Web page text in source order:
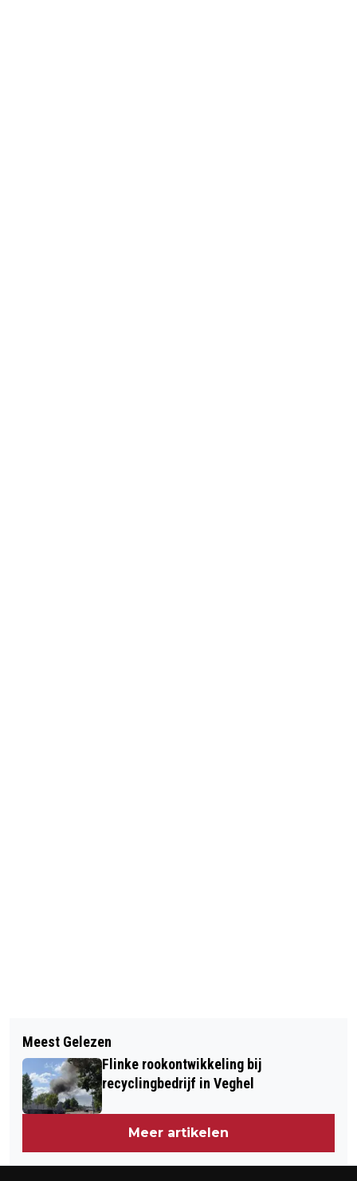
BRAND BIJ HOOFDKANTOOR SLIGRO
IN VEGHEL
SAMEN, MAAR NIET ALTIJD
HETZELFDE
Meest Gelezen
Flinke rookontwikkeling bij
recyclingbedrijf in Veghel
Meer artikelen